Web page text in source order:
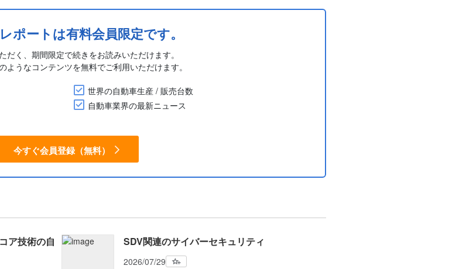
ポートは有料会員限定です。
だく、期間限定で続きをお読みいただけます。
ようなコンテンツを無料でご利用いただけます。
世界の自動車生産 / 販売台数
自動車業界の最新ニュース
今すぐ会員登録（無料）
ア技術の自
SDV関連のサイバーセキュリティ
2026/07/29